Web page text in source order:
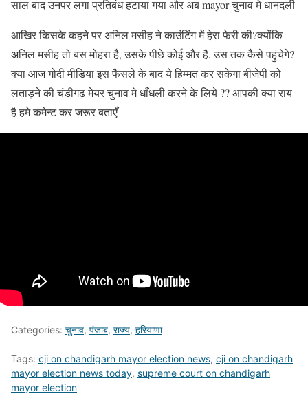
साल बाद उनपर लगा प्रतिबंध हटाया गया और अब mayor चुनाव मे धानदली
आखिर किसके कहने पर अनिल मसीह ने काउंटिंग में हेरा फेरी की?क्योंकि
अनिल मसीह तो बस मोहरा है, उसके पीछे कोई और है. उस तक कैसे पहुंचेगे?
क्या आज गोदी मीडिया इस फैसले के बाद ये हिम्मत कर सकेगा बीजेपी को
लताड़ने की चंडीगढ़ मेयर चुनाव मे धाँधली करने के लिये ?? आपकी क्या राय
है हमे कमेन्ट कर जरूर बताएँ
Categories: चुनाव, पंजाब, राज्य, हरियाणा
Tags: cji on chandigarh mayor election news, cji on chandigarh
mayor election news today, supreme court on chandigarh
mayor election